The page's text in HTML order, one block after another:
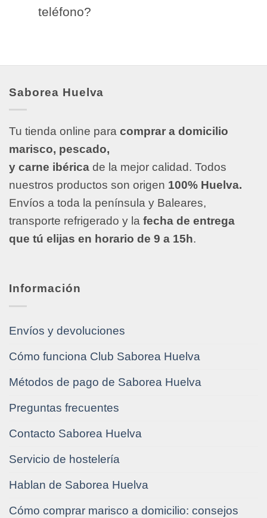
teléfono?
Saborea Huelva
Tu tienda online para comprar a domicilio
marisco, pescado,
y carne ibérica de la mejor calidad. Todos
nuestros productos son origen 100% Huelva.
Envíos a toda la península y Baleares,
transporte refrigerado y la fecha de entrega
que tú elijas en horario de 9 a 15h.
Información
Envíos y devoluciones
Cómo funciona Club Saborea Huelva
Métodos de pago de Saborea Huelva
Preguntas frecuentes
Contacto Saborea Huelva
Servicio de hostelería
Hablan de Saborea Huelva
Cómo comprar marisco a domicilio: consejos